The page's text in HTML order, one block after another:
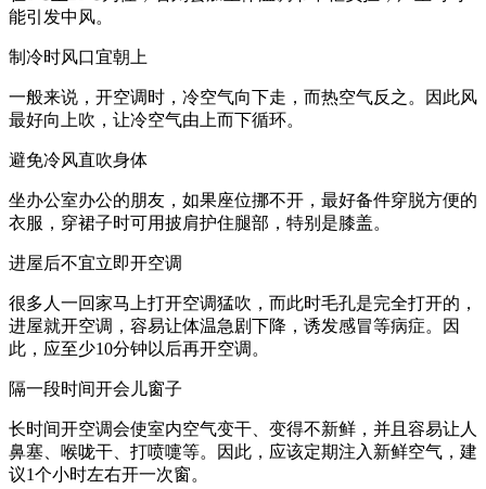
能引发中风。
制冷时风口宜朝上
一般来说，开空调时，冷空气向下走，而热空气反之。因此风
最好向上吹，让冷空气由上而下循环。
避免冷风直吹身体
坐办公室办公的朋友，如果座位挪不开，最好备件穿脱方便的
衣服，穿裙子时可用披肩护住腿部，特别是膝盖。
进屋后不宜立即开空调
很多人一回家马上打开空调猛吹，而此时毛孔是完全打开的，
进屋就开空调，容易让体温急剧下降，诱发感冒等病症。因
此，应至少10分钟以后再开空调。
隔一段时间开会儿窗子
长时间开空调会使室内空气变干、变得不新鲜，并且容易让人
鼻塞、喉咙干、打喷嚏等。因此，应该定期注入新鲜空气，建
议1个小时左右开一次窗。